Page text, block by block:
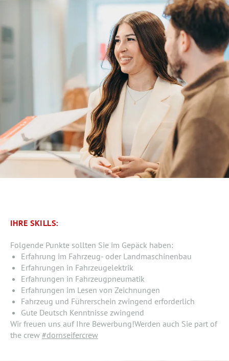
IHRE SKILLS:
Folgende Punkte sollten Sie im Gepäck haben:
Erfahrung im Fahrzeug- oder Landmaschinenbau
Erfahrungen in Fahrzeugelektrik
Erfahrungen in Fahrzeugpneumatik
Erfahrungen im Lesen von Zeichnungen
Fahrzeug und Führerschein zwingend erforderlich
Gute Deutsch Kenntnisse zwingend
Wir freuen uns auf Ihre Bewerbung!Werden auch Sie part of
the crew #dornseifercrew